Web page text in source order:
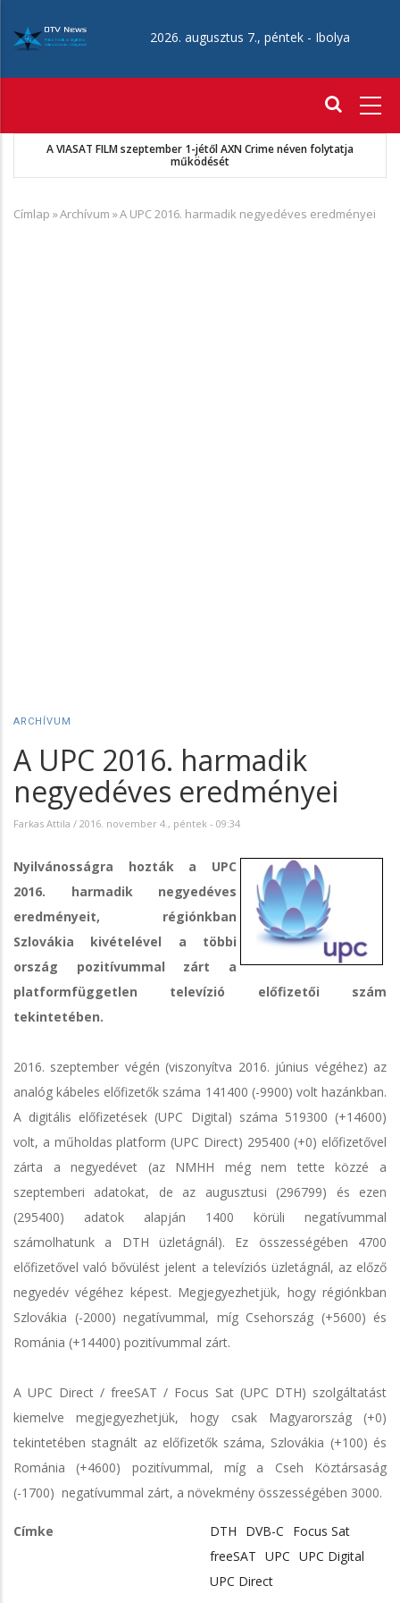
tartalomra
2026. augusztus 7., péntek - Ibolya
A VIASAT FILM szeptember 1-jétől AXN Crime néven folytatja
működését
Morzsa
Címlap »Archívum »A UPC 2016. harmadik negyedéves eredményei
ARCHÍVUM
A UPC 2016. harmadik
negyedéves eredményei
Farkas Attila / 2016. november 4., péntek - 09:34
Nyilvánosságra hozták a UPC
2016. harmadik negyedéves
eredményeit, régiónkban
Szlovákia kivételével a többi
ország pozitívummal zárt a
platformfüggetlen televízió előfizetői szám
tekintetében.
2016. szeptember végén (viszonyítva 2016. június végéhez) az
analóg kábeles előfizetők száma 141400 (-9900) volt hazánkban.
A digitális előfizetések (UPC Digital) száma 519300 (+14600)
volt, a műholdas platform (UPC Direct) 295400 (+0) előfizetővel
zárta a negyedévet (az NMHH még nem tette közzé a
szeptemberi adatokat, de az augusztusi (296799) és ezen
(295400) adatok alapján 1400 körüli negatívummal
számolhatunk a DTH üzletágnál). Ez összességében 4700
előfizetővel való bővülést jelent a televíziós üzletágnál, az előző
negyedév végéhez képest. Megjegyezhetjük, hogy régiónkban
Szlovákia (-2000) negatívummal, míg Csehország (+5600) és
Románia (+14400) pozitívummal zárt.
A UPC Direct / freeSAT / Focus Sat (UPC DTH) szolgáltatást
kiemelve megjegyezhetjük, hogy csak Magyarország (+0)
tekintetében stagnált az előfizetők száma, Szlovákia (+100) és
Románia (+4600) pozitívummal, míg a Cseh Köztársaság
(-1700) negatívummal zárt, a növekmény összességében 3000.
Címke DTH DVB-C
Focus Sat
freeSAT UPC UPC Digital
UPC Direct